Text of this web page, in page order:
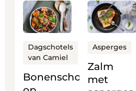
Bonenschotel
Dagschotels
van Camiel
Lees
meer
over
Bonenschotel
op
Portugese
wijze:
Zalm
met
Asperges
Lees
meer
over
Zalm
met
asperges,